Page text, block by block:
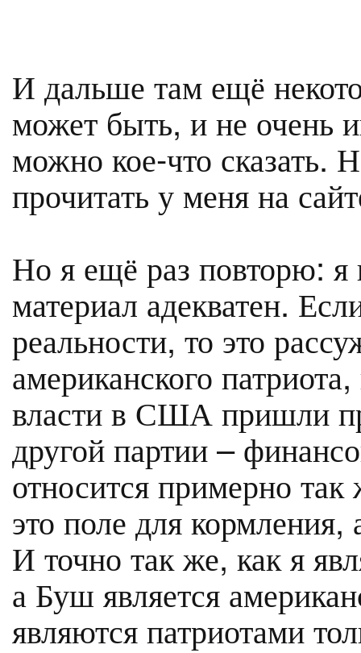
И дальше там ещё
может быть, и не очень
можно кое-что сказать.
прочитать у меня на
Но я ещё раз повторю: я
материал адекватен.
реальности, то это
американского
власти в США пришли
другой партии –
относится примерно
это поле для
И точно так же, как я
а Буш является
являются патриотами